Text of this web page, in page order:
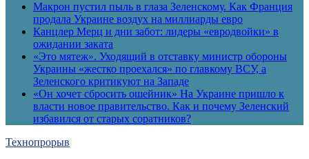
Макрон пустил пыль в глаза Зеленскому. Как Франция
продала Украине воздух на миллиарды евро
Канцлер Мерц и дни забот: лидеры «евродвойки» в
ожидании заката
«Это мятеж». Уходящий в отставку министр обороны
Украины «жестко проехался» по главкому ВСУ, а
Зеленского критикуют на Западе
«Он хочет сбросить ошейник» На Украине пришло к
власти новое правительство. Как и почему Зеленский
избавился от старых соратников?
Технопрорыв